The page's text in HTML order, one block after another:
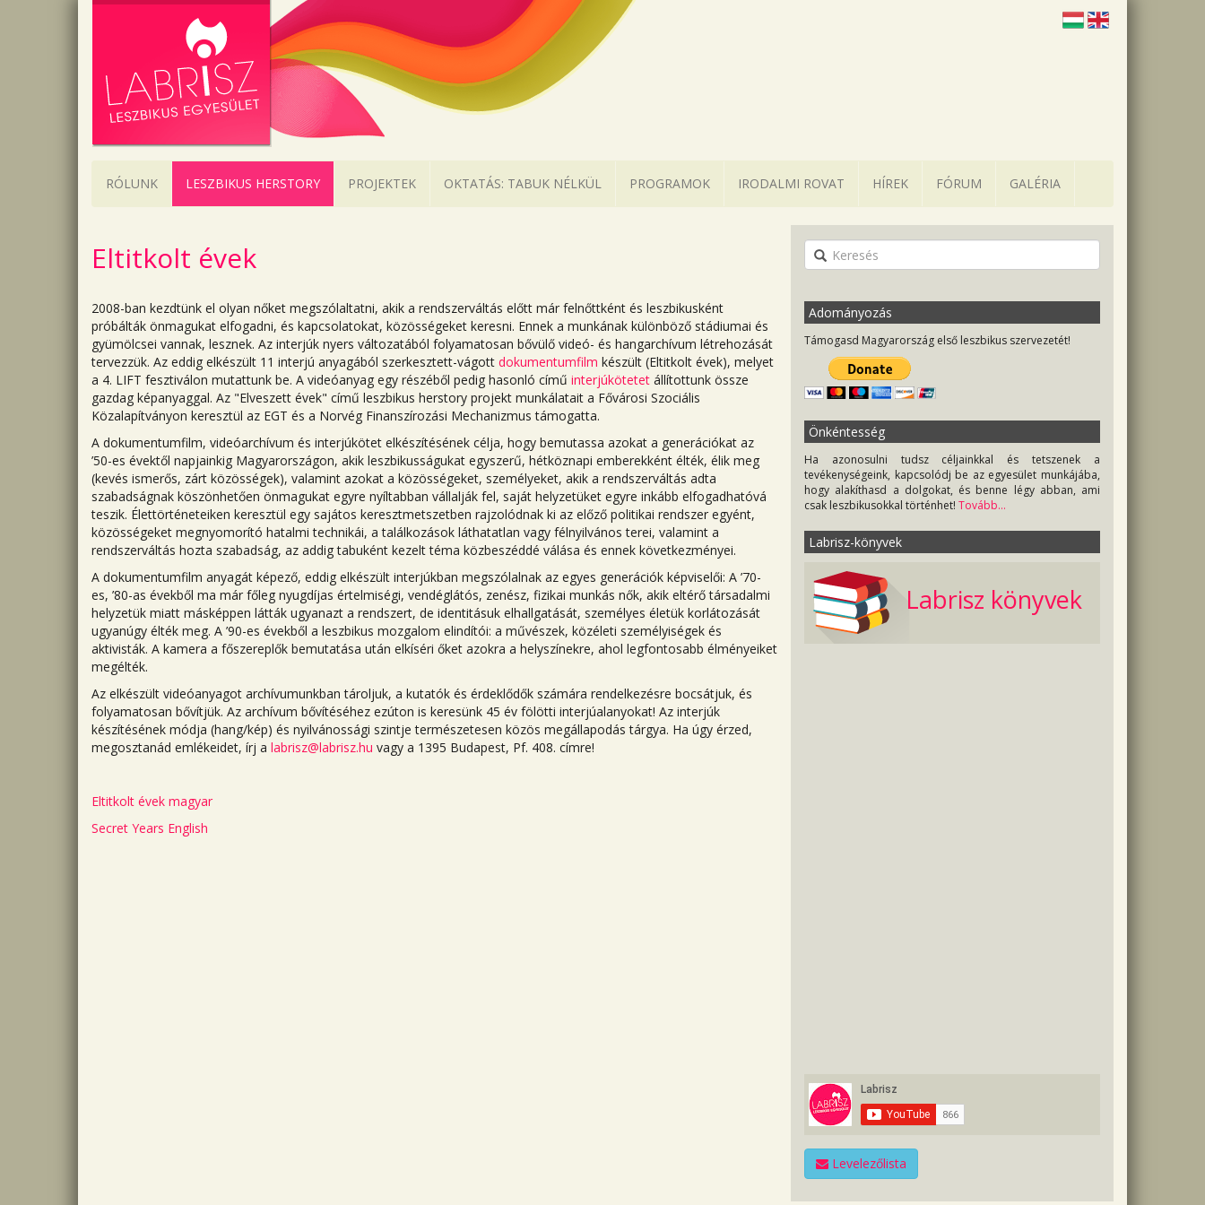
RÓLUNK LESZBIKUS HERSTORY PROJEKTEK OKTATÁS: TABUK NÉLKÜL PROGRAMOK IRODALMI ROVAT HÍREK FÓRUM GALÉRIA
Eltitkolt évek
2008-ban kezdtünk el olyan nőket megszólaltatni, akik a rendszerváltás előtt már felnőttként és leszbikusként
próbálták önmagukat elfogadni, és kapcsolatokat, közösségeket keresni. Ennek a munkának különböző stádiumai és
gyümölcsei vannak, lesznek. Az interjúk nyers változatából folyamatosan bővülő videó- és hangarchívum létrehozását
tervezzük. Az eddig elkészült 11 interjú anyagából szerkesztett-vágott dokumentumfilm készült (Eltitkolt évek), melyet
a 4. LIFT fesztiválon mutattunk be. A videóanyag egy részéből pedig hasonló című interjúkötetet állítottunk össze
gazdag képanyaggal. Az "Elveszett évek" című leszbikus herstory projekt munkálatait a Fővárosi Szociális
Közalapítványon keresztül az EGT és a Norvég Finanszírozási Mechanizmus támogatta.
A dokumentumfilm, videóarchívum és interjúkötet elkészítésének célja, hogy bemutassa azokat a generációkat az
’50-es évektől napjainkig Magyarországon, akik leszbikusságukat egyszerű, hétköznapi emberekként élték, élik meg
(kevés ismerős, zárt közösségek), valamint azokat a közösségeket, személyeket, akik a rendszerváltás adta
szabadságnak köszönhetően önmagukat egyre nyíltabban vállalják fel, saját helyzetüket egyre inkább elfogadhatóvá
teszik. Élettörténeteiken keresztül egy sajátos keresztmetszetben rajzolódnak ki az előző politikai rendszer egyént,
közösségeket megnyomorító hatalmi technikái, a találkozások láthatatlan vagy félnyilvános terei, valamint a
rendszerváltás hozta szabadság, az addig tabuként kezelt téma közbeszéddé válása és ennek következményei.
A dokumentumfilm anyagát képező, eddig elkészült interjúkban megszólalnak az egyes generációk képviselői: A ’70-
es, ’80-as évekből ma már főleg nyugdíjas értelmiségi, vendéglátós, zenész, fizikai munkás nők, akik eltérő társadalmi
helyzetük miatt másképpen látták ugyanazt a rendszert, de identitásuk elhallgatását, személyes életük korlátozását
ugyanúgy élték meg. A ’90-es évekből a leszbikus mozgalom elindítói: a művészek, közéleti személyiségek és
aktivisták. A kamera a főszereplők bemutatása után elkíséri őket azokra a helyszínekre, ahol legfontosabb élményeiket
megélték.
Az elkészült videóanyagot archívumunkban tároljuk, a kutatók és érdeklődők számára rendelkezésre bocsátjuk, és
folyamatosan bővítjük. Az archívum bővítéséhez ezúton is keresünk 45 év fölötti interjúalanyokat! Az interjúk
készítésének módja (hang/kép) és nyilvánossági szintje természetesen közös megállapodás tárgya. Ha úgy érzed,
megosztanád emlékeidet, írj a labrisz@labrisz.hu vagy a 1395 Budapest, Pf. 408. címre!
Eltitkolt évek magyar
Secret Years English
Adományozás
Támogasd Magyarország első leszbikus szervezetét!
Önkéntesség
Ha azonosulni tudsz céljainkkal és tetszenek a
tevékenységeink, kapcsolódj be az egyesület munkájába,
hogy alakíthasd a dolgokat, és benne légy abban, ami
csak leszbikusokkal történhet! Tovább...
Labrisz-könyvek
Labrisz könyvek
Levelezőlista